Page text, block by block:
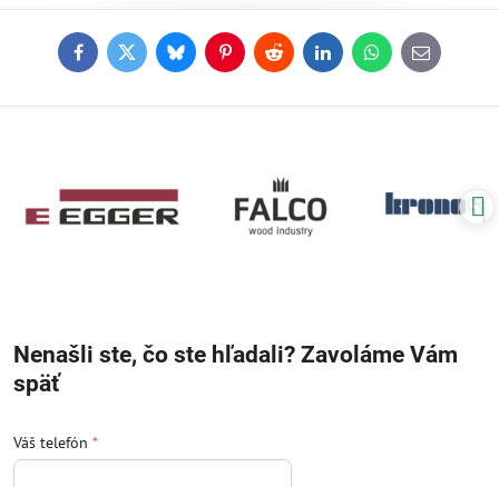
FacebookTwitterBlueskyPinterestReddit LinkedInWhatsApp
E-
mail
Nenašli ste, čo ste hľadali? Zavoláme Vám
späť
Váš telefón *